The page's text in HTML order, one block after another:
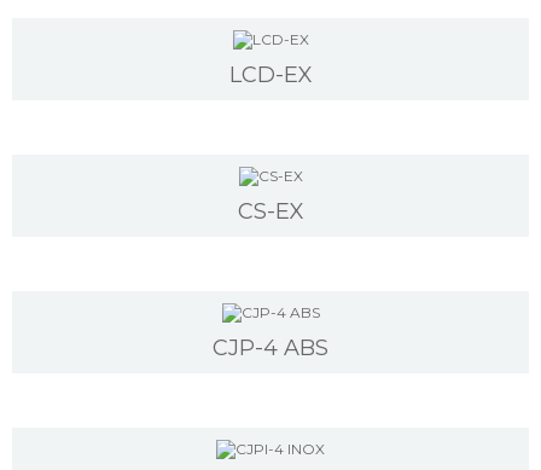
LCD-EX
CS-EX
CJP-4 ABS